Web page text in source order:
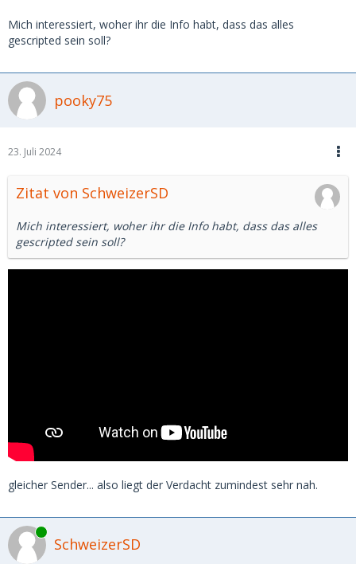
Mich interessiert, woher ihr die Info habt, dass das alles
gescripted sein soll?
pooky75
23. Juli 2024
Zitat von SchweizerSD
Mich interessiert, woher ihr die Info habt, dass das alles
gescripted sein soll?
gleicher Sender... also liegt der Verdacht zumindest sehr nah.
Online
SchweizerSD